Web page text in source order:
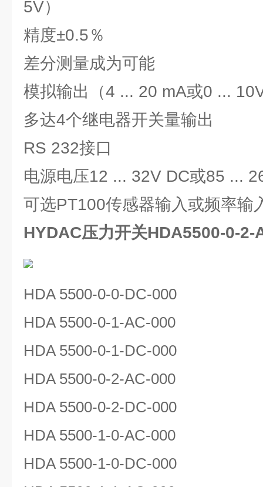
5V）
精度±0.5％
差分测量成为可能
模拟输出（4 ... 20 mA或0 ...
多达4个继电器开关量输出
RS 232接口
电源电压12 ... 32V DC或85 ...
可选PT100传感器输入或频率输
HYDAC压力开关HDA5500-0-2-
HDA 5500-0-0-DC-000
HDA 5500-0-1-AC-000
HDA 5500-0-1-DC-000
HDA 5500-0-2-AC-000
HDA 5500-0-2-DC-000
HDA 5500-1-0-AC-000
HDA 5500-1-0-DC-000